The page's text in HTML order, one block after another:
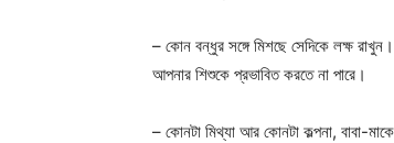
– কোন বন্ধুর সঙ্গে মিশছে সেদিকে লক্ষ
আপনার শিশুকে প্রভাবিত করতে না পারে।
– কোনটা মিথ্যা আর কোনটা কল্পনা, বাবা-